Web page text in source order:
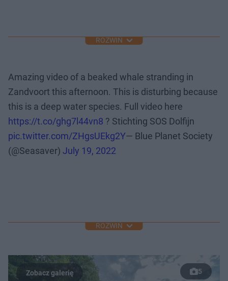
ROZWIŃ
Amazing video of a beaked whale stranding in
Zandvoort this afternoon. This is disturbing because
this is a deep water species. Full video here
https://t.co/ghg7l44vn8 ? Stichting SOS Dolfijn
pic.twitter.com/ZHgsUEkg2Y— Blue Planet Society
(@Seasaver) July 19, 2022
ROZWIŃ
5